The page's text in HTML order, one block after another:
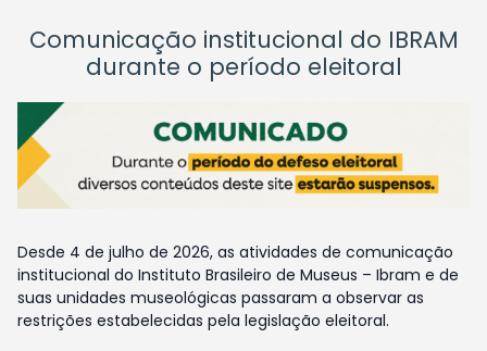
Comunicação institucional do IBRAM
durante o período eleitoral
Desde 4 de julho de 2026, as atividades de comunicação
institucional do Instituto Brasileiro de Museus – Ibram e de
suas unidades museológicas passaram a observar as
restrições estabelecidas pela legislação eleitoral.